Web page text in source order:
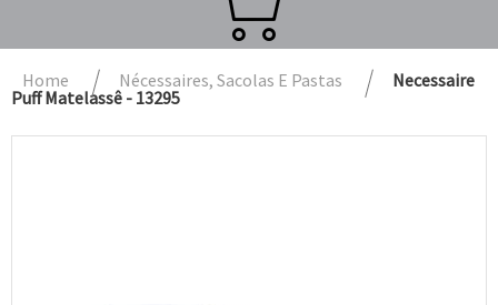
Home Nécessaires, Sacolas E Pastas
Necessaire
Puff Matelassê - 13295